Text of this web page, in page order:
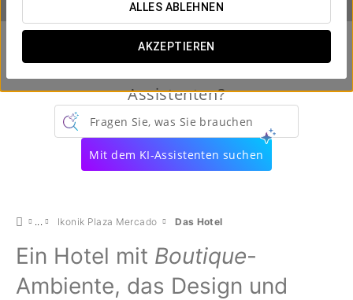
ALLES ABLEHNEN
AKZEPTIEREN
Assistenten?
Fragen Sie, was Sie brauchen
Mit dem KI-Assistenten suchen
Ikonik Plaza Mercado Das Hotel
Ein Hotel mit Boutique-
Ambiente, das Design und